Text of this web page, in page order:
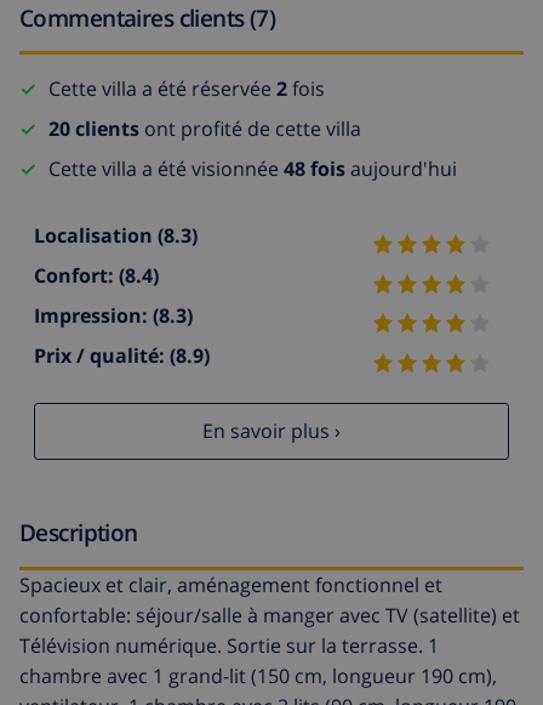
Commentaires clients (7)
Cette villa a été réservée 2fois
20 clients ont profité de cette villa
Cette villa a été visionnée 48 foisaujourd'hui
Localisation (8.3)
Confort: (8.4)
Impression: (8.3)
Prix / qualité: (8.9)
En savoir plus ›
Description
Spacieux et clair, aménagement fonctionnel et
confortable: séjour/salle à manger avec TV (satellite) et
Télévision numérique. Sortie sur la terrasse. 1
chambre avec 1 grand-lit (150 cm, longueur 190 cm),